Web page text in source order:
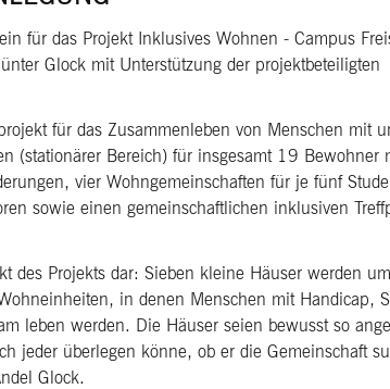
für das Projekt Inklusives Wohnen - Campus
Glock mit Unterstützung der projektbeteiligten
für das Zusammenleben von Menschen mit
(stationärer Bereich) für insgesamt 19 Bewohner
vier Wohngemeinschaften für je fünf
sowie einen gemeinschaftlichen inklusiven
des Projekts dar: Sieben kleine Häuser werden
in denen Menschen mit Handicap,
leben werden. Die Häuser seien bewusst so
jeder überlegen könne, ob er die Gemeinschaft
Glock.